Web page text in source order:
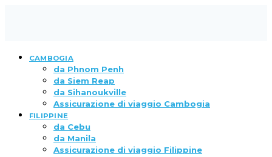
CAMBOGIA
da Phnom Penh
da Siem Reap
da Sihanoukville
Assicurazione di viaggio Cambogia
FILIPPINE
da Cebu
da Manila
Assicurazione di viaggio Filippine